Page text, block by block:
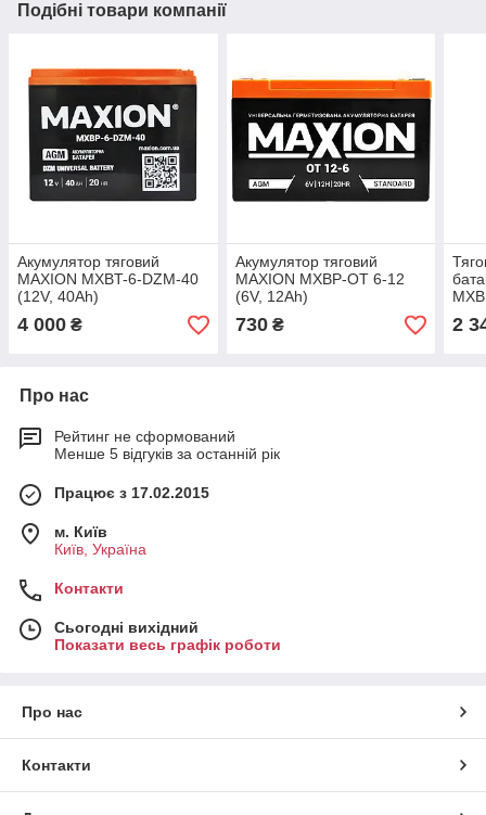
Подібні товари компанії
Акумулятор тяговий
MAXION MXBT-6-DZM-40
(12V, 40Аh)
4 000 ₴
Акумулятор тяговий
MAXION MXBP-OT 6-12
(6V, 12Аh)
730₴ 2
Про нас
Рейтинг не сформований
Менше 5 відгуків за останній рік
Працює з 17.02.2015
м. Київ
Київ, Україна
Контакти
Сьогодні вихідний
Показати весь графік роботи
Про нас
Контакти